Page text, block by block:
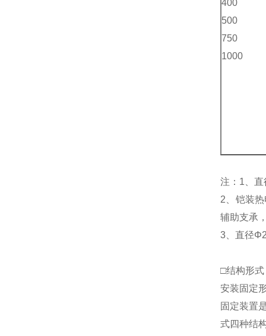
400
500
750
1000
注：1、
2、铠装
辅助支承
3、直径
□结构形式
安装固定
固定装置
式四种结